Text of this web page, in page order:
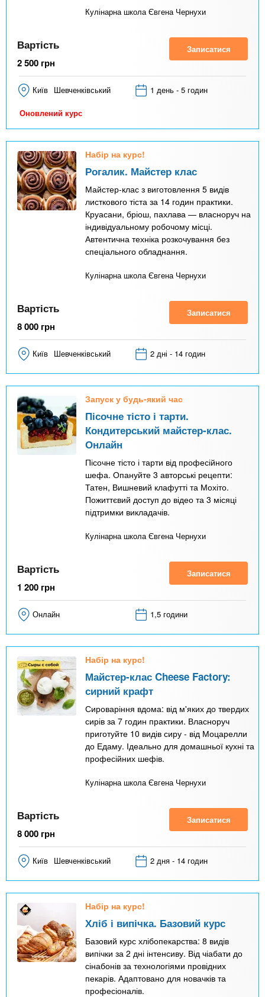
Кулінарна школа Євгена Чернухи
Вартість
2 500 грн
Записатися
Київ Шевченківський 1 день - 5 годин
Оновлений курс
Набір на курс!
Рогалик. Майстер клас
Майстер-клас з виготовлення 5 видів
листкового тіста за 14 годин практики.
Круасани, бріош, пахлава — власноруч на
індивідуальному робочому місці.
Автентична техніка розкочування без
спеціального обладнання.
Кулінарна школа Євгена Чернухи
Вартість
8 000 грн
Записатися
Київ Шевченківський 2 дні - 14 годин
Запуск у будь-який час
Пісочне тісто і тарти.
Кондитерський майстер-клас.
Онлайн
Пісочне тісто і тарти від професійного
шефа. Опануйте 3 авторські рецепти:
Татен, Вишневий клафутті та Мохіто.
Пожиттєвий доступ до відео та 3 місяці
підтримки викладачів.
Кулінарна школа Євгена Чернухи
Вартість
1 200 грн
Записатися
Онлайн 1,5 години
Набір на курс!
Майстер-клас Cheese Factory:
сирний крафт
Сироваріння вдома: від м'яких до твердих
сирів за 7 годин практики. Власноруч
приготуйте 10 видів сиру - від Моцарелли
до Едаму. Ідеально для домашньої кухні та
професійних шефів.
Кулінарна школа Євгена Чернухи
Вартість
8 000 грн
Записатися
Київ Шевченківський 2 дня - 14 годин
Набір на курс!
Хліб і випічка. Базовий курс
Базовий курс хлібопекарства: 8 видів
випічки за 2 дні інтенсиву. Від чіабати до
сінабонів за технологіями провідних
пекарів. Адаптовано для новачків та
професіоналів.